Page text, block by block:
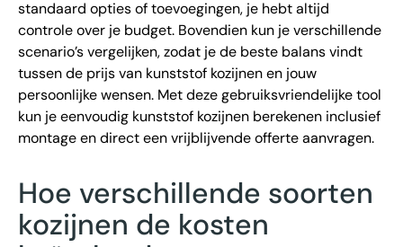
standaard opties of toevoegingen, je hebt altijd
controle over je budget. Bovendien kun je verschillende
scenario’s vergelijken, zodat je de beste balans vindt
tussen de prijs van kunststof kozijnen en jouw
persoonlijke wensen. Met deze gebruiksvriendelijke tool
kun je eenvoudig kunststof kozijnen berekenen inclusief
montage en direct een vrijblijvende offerte aanvragen.
Hoe verschillende soorten
kozijnen de kosten